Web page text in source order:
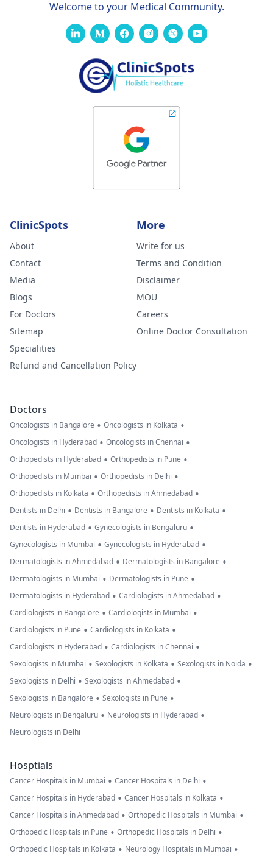
Welcome to your Medical Community.
ClinicSpots
About
Contact
Media
Blogs
For Doctors
Sitemap
Specialities
Refund and Cancellation Policy
More
Write for us
Terms and Condition
Disclaimer
MOU
Careers
Online Doctor Consultation
Doctors
Oncologists in Bangalore • Oncologists in Kolkata •
Oncologists in Hyderabad • Oncologists in Chennai •
Orthopedists in Hyderabad • Orthopedists in Pune •
Orthopedists in Mumbai • Orthopedists in Delhi •
Orthopedists in Kolkata • Orthopedists in Ahmedabad •
Dentists in Delhi • Dentists in Bangalore • Dentists in Kolkata •
Dentists in Hyderabad • Gynecologists in Bengaluru •
Gynecologists in Mumbai • Gynecologists in Hyderabad •
Dermatologists in Ahmedabad • Dermatologists in Bangalore •
Dermatologists in Mumbai • Dermatologists in Pune •
Dermatologists in Hyderabad • Cardiologists in Ahmedabad •
Cardiologists in Bangalore • Cardiologists in Mumbai •
Cardiologists in Pune • Cardiologists in Kolkata •
Cardiologists in Hyderabad • Cardiologists in Chennai •
Sexologists in Mumbai • Sexologists in Kolkata • Sexologists in Noida •
Sexologists in Delhi • Sexologists in Ahmedabad •
Sexologists in Bangalore • Sexologists in Pune •
Neurologists in Bengaluru • Neurologists in Hyderabad •
Neurologists in Delhi
Hosptials
Cancer Hospitals in Mumbai • Cancer Hospitals in Delhi •
Cancer Hospitals in Hyderabad • Cancer Hospitals in Kolkata •
Cancer Hospitals in Ahmedabad • Orthopedic Hospitals in Mumbai •
Orthopedic Hospitals in Pune • Orthopedic Hospitals in Delhi •
Orthopedic Hospitals in Kolkata • Neurology Hospitals in Mumbai •